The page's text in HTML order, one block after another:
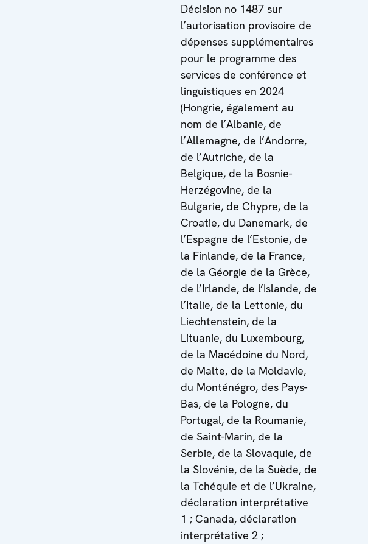
Décision no 1487 sur
l’autorisation provisoire de
dépenses supplémentaires
pour le programme des
services de conférence et
linguistiques en 2024
(Hongrie, également au
nom de l’Albanie, de
l’Allemagne, de l’Andorre,
de l’Autriche, de la
Belgique, de la Bosnie-
Herzégovine, de la
Bulgarie, de Chypre, de la
Croatie, du Danemark, de
l’Espagne de l’Estonie, de
la Finlande, de la France,
de la Géorgie de la Grèce,
de l’Irlande, de l’Islande, de
l’Italie, de la Lettonie, du
Liechtenstein, de la
Lituanie, du Luxembourg,
de la Macédoine du Nord,
de Malte, de la Moldavie,
du Monténégro, des Pays-
Bas, de la Pologne, du
Portugal, de la Roumanie,
de Saint-Marin, de la
Serbie, de la Slovaquie, de
la Slovénie, de la Suède, de
la Tchéquie et de l’Ukraine,
déclaration interprétative
1 ; Canada, déclaration
interprétative 2 ;